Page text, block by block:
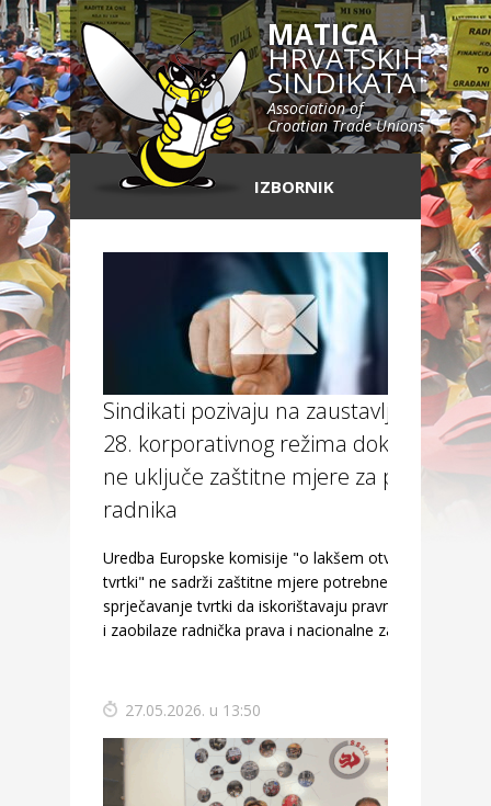
MATICA
HRVATSKIH
SINDIKATA
Association of
Croatian Trade Unions
IZBORNIK
Sindikati pozivaju na zaustavljanje
28. korporativnog režima dok se
ne uključe zaštitne mjere za prava
radnika
Uredba Europske komisije "o lakšem otvaranju
tvrtki" ne sadrži zaštitne mjere potrebne za
sprječavanje tvrtki da iskorištavaju pravne rupe
i zaobilaze radnička prava i nacionalne zakone.
27.05.2026. u 13:50